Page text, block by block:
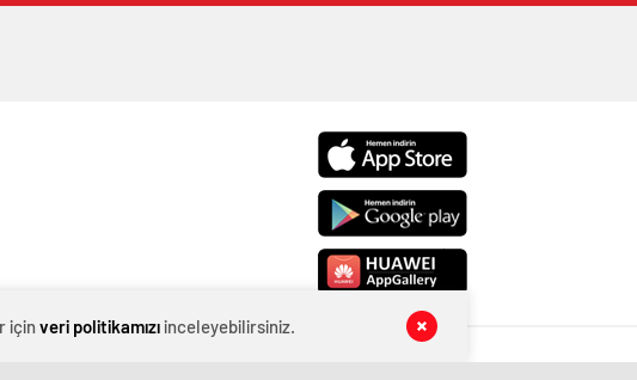
için veri politikamızıinceleyebilirsiniz.